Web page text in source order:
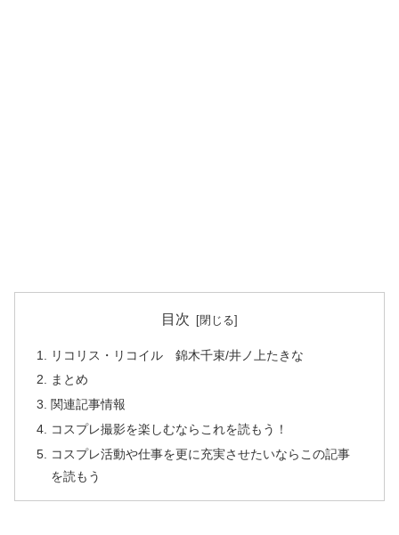
目次
リコリス・リコイル 錦木千束/井ノ上たきな
まとめ
関連記事情報
コスプレ撮影を楽しむならこれを読もう！
コスプレ活動や仕事を更に充実させたいならこの記事
を読もう